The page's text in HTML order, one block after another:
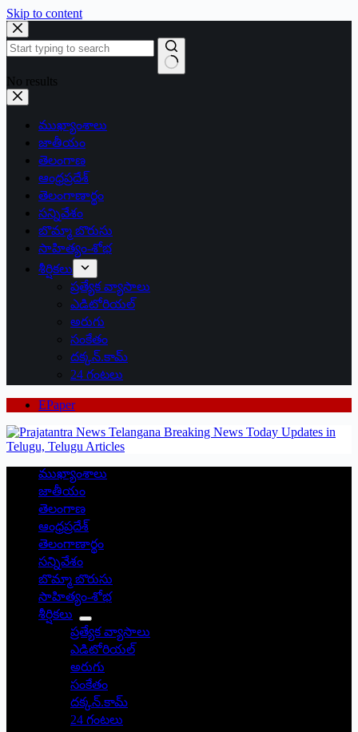
Skip to content
No results
ముఖ్యాంశాలు
జాతీయం
తెలంగాణ
ఆంధ్రప్రదేశ్
తెలంగాణార్థం
సన్నివేశం
బొమ్మా బొరుసు
సాహిత్యం-శోభ
శీర్షికలు
ప్రత్యేక వ్యాసాలు
ఎడిటోరియల్
అరుగు
సంకేతం
దక్కన్.కామ్
24 గంటలు
EPaper
ముఖ్యాంశాలు
జాతీయం
తెలంగాణ
ఆంధ్రప్రదేశ్
తెలంగాణార్థం
సన్నివేశం
బొమ్మా బొరుసు
సాహిత్యం-శోభ
శీర్షికలు
ప్రత్యేక వ్యాసాలు
ఎడిటోరియల్
అరుగు
సంకేతం
దక్కన్.కామ్
24 గంటలు